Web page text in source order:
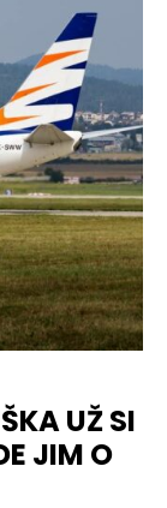
UŽ SI
JIM O